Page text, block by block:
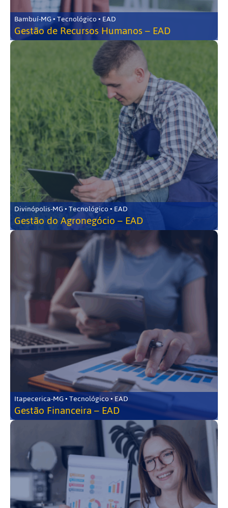
Bambuí-MG • Tecnológico • EAD
Gestão de Recursos Humanos – EAD
Divinópolis-MG • Tecnológico • EAD
Gestão do Agronegócio – EAD
Itapecerica-MG • Tecnológico • EAD
Gestão Financeira – EAD